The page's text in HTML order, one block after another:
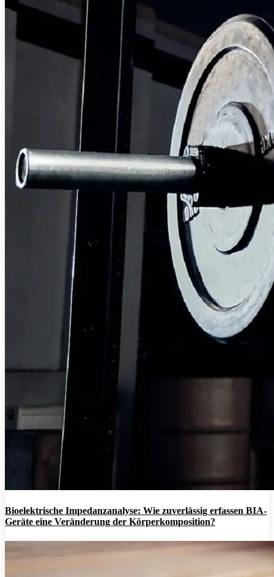
Bioelektrische Impedanzanalyse: Wie zuverlässig erfassen BIA-
Geräte eine Veränderung der Körperkomposition?